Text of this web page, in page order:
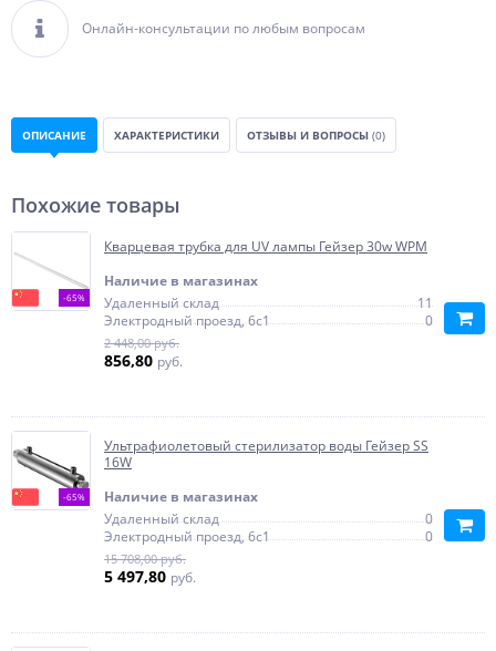
Онлайн-консультации по любым вопросам
ОПИСАНИЕ ХАРАКТЕРИСТИКИ ОТЗЫВЫ И ВОПРОСЫ (0)
Похожие товары
-65%
Кварцевая трубка для UV лампы Гейзер 30w WPM
Наличие в магазинах
Удаленный склад
11
Электродный проезд, 6с1
0
2 448,00 руб.
856,80 руб.
-65%
Ультрафиолетовый стерилизатор воды Гейзер SS
16W
Наличие в магазинах
Удаленный склад
0
Электродный проезд, 6с1
0
15 708,00 руб.
5 497,80 руб.